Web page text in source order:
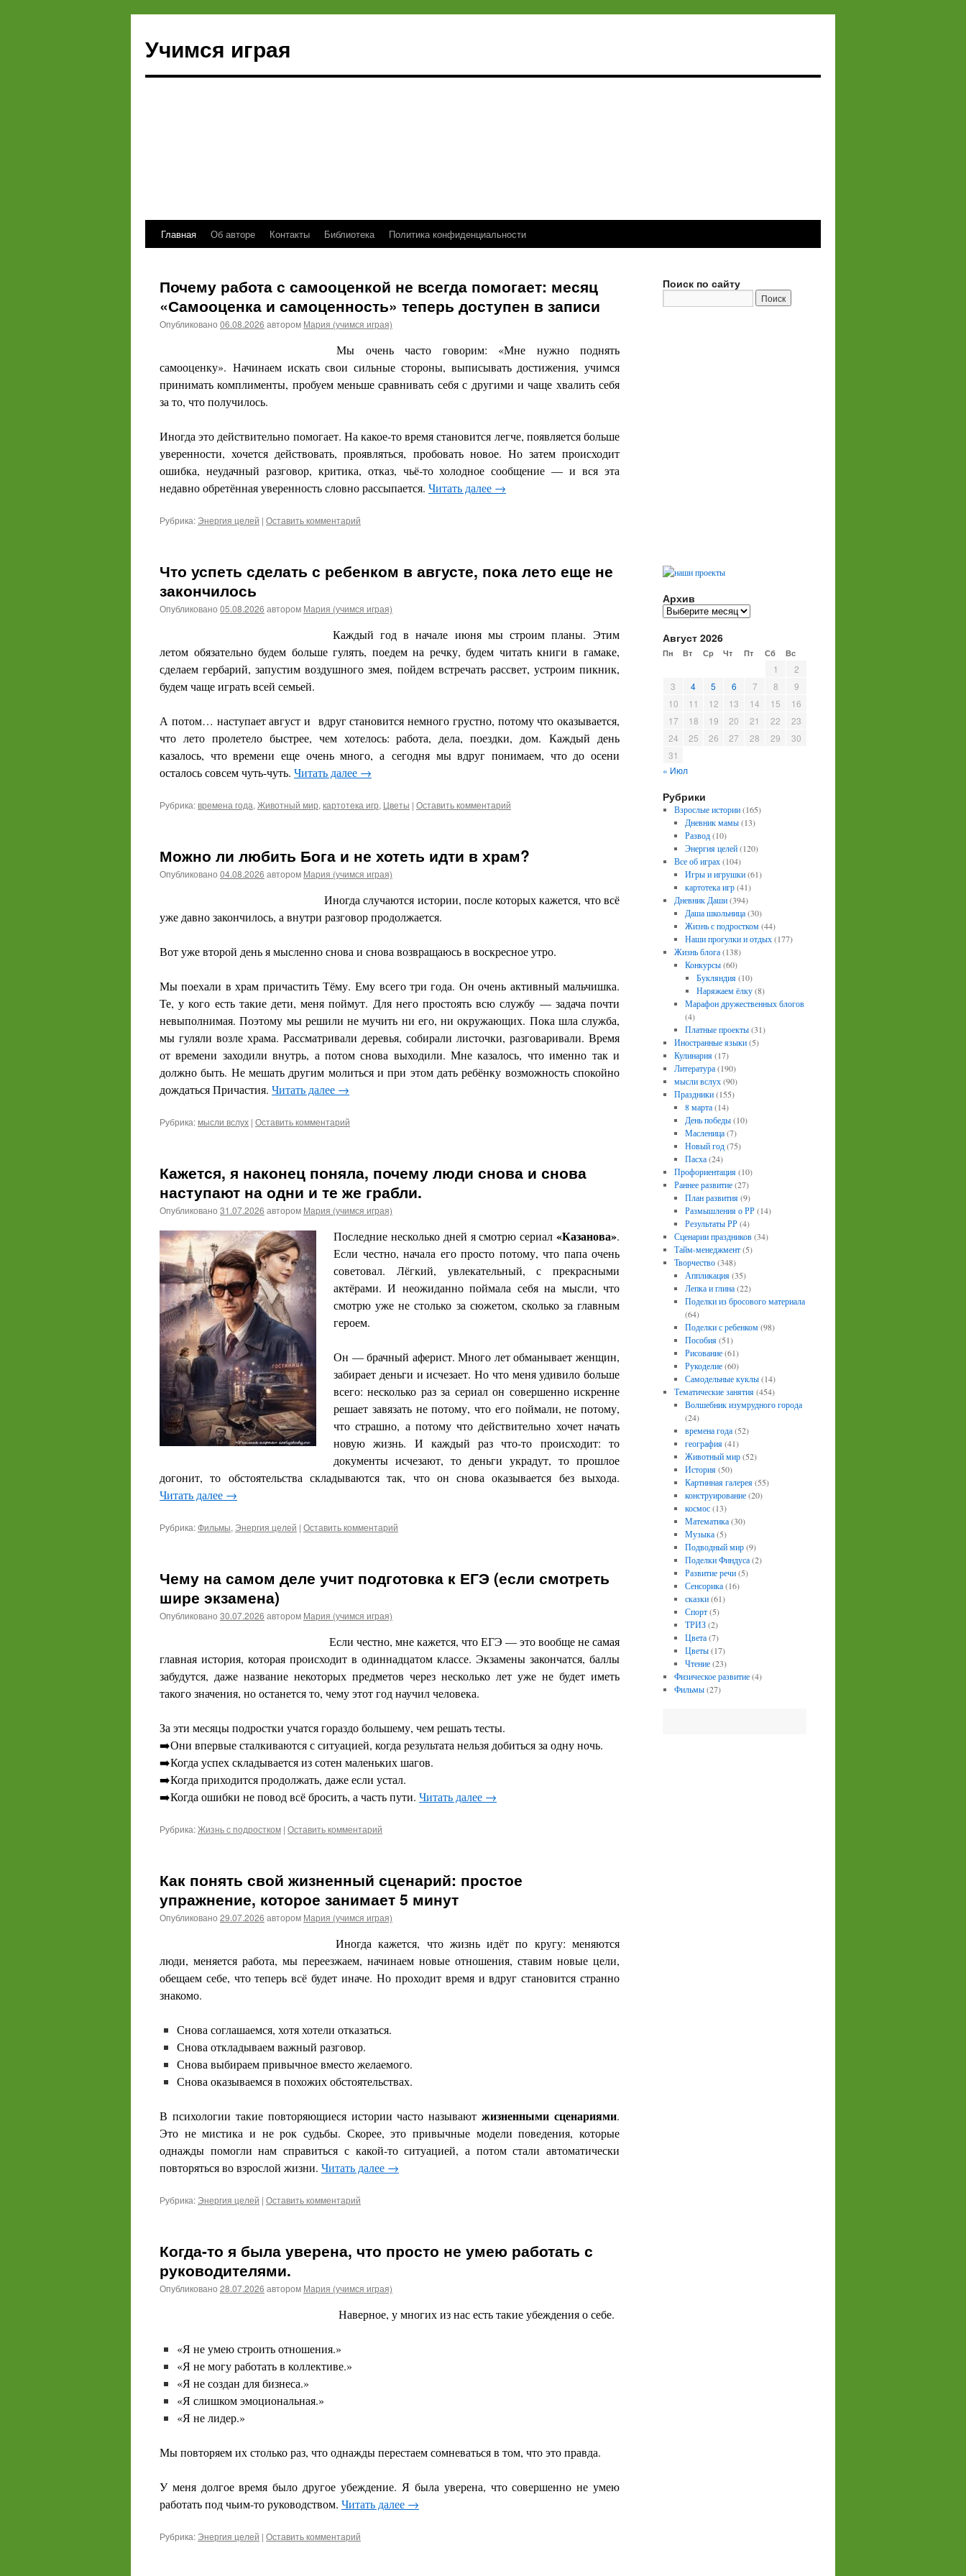
Учимся играя
Перейти
содержимому
Главная Об авторе Контакты Библиотека Политика конфиденциальности
Почему работа с самооценкой не всегда помогает: месяц
«Самооценка и самоценность» теперь доступен в записи
Опубликовано 06.08.2026 автором Мария (учимся играя)
Мы очень часто говорим: «Мне нужно поднять
самооценку». Начинаем искать свои сильные стороны, выписывать достижения, учимся
принимать комплименты, пробуем меньше сравнивать себя с другими и чаще хвалить себя
за то, что получилось.
Иногда это действительно помогает. На какое-то время становится легче, появляется больше
уверенности, хочется действовать, проявляться, пробовать новое. Но затем происходит
ошибка, неудачный разговор, критика, отказ, чьё-то холодное сообщение — и вся эта
недавно обретённая уверенность словно рассыпается. Читать далее →
Рубрика: Энергия целей | Оставить комментарий
Что успеть сделать с ребенком в августе, пока лето еще не
закончилось
Опубликовано 05.08.2026 автором Мария (учимся играя)
Каждый год в начале июня мы строим планы. Этим
летом обязательно будем больше гулять, поедем на речку, будем читать книги в гамаке,
сделаем гербарий, запустим воздушного змея, пойдем встречать рассвет, устроим пикник,
будем чаще играть всей семьей.
А потом… наступает август и вдруг становится немного грустно, потому что оказывается,
что лето пролетело быстрее, чем хотелось: работа, дела, поездки, дом.Каждый день
казалось, что времени еще очень много, а сегодня мы вдруг понимаем, что до осени
осталось совсем чуть-чуть. Читать далее →
Рубрика:времена года, Животный мир, картотека игр, Цветы | Оставить комментарий
Можно ли любить Бога и не хотеть идти в храм?
Опубликовано 04.08.2026 автором Мария (учимся играя)
Иногда случаются истории, после которых кажется, что всё
уже давно закончилось, а внутри разговор продолжается.
Вот уже второй день я мысленно снова и снова возвращаюсь в воскресное утро.
Мы поехали в храм причастить Тёму.Ему всего три года. Он очень активный мальчишка.
Те, у кого есть такие дети, меня поймут. Для него простоять всю службу — задача почти
невыполнимая. Поэтому мы решили не мучить ни его, ни окружающих. Пока шла служба,
мы гуляли возле храма. Рассматривали деревья, собирали листочки, разговаривали. Время
от времени заходили внутрь, а потом снова выходили. Мне казалось, что именно так и
должно быть. Не мешать другим молиться и при этом дать ребёнку возможность спокойно
дождаться Причастия. Читать далее →
Рубрика:мысли вслух | Оставить комментарий
Кажется, я наконец поняла, почему люди снова и снова
наступают на одни и те же грабли.
Опубликовано 31.07.2026 автором Мария (учимся играя)
Последние несколько дней я смотрю сериал «Казанова».
Если честно, начала его просто потому, что папа очень
советовал. Лёгкий, увлекательный, с прекрасными
актёрами. И неожиданно поймала себя на мысли, что
смотрю уже не столько за сюжетом, сколько за главным
героем.
Он — брачный аферист. Много лет обманывает женщин,
забирает деньги и исчезает. Но что меня удивило больше
всего: несколько раз за сериал он совершенно искренне
решает завязать не потому, что его поймали, не потому,
что страшно, а потому что действительно хочет начать
новую жизнь. И каждый раз что-то происходит: то
документы исчезают, то деньги украдут, то прошлое
догонит, то обстоятельства складываются так, что он снова оказывается без выхода.
Читать далее →
Рубрика:Фильмы, Энергия целей | Оставить комментарий
Чему на самом деле учит подготовка к ЕГЭ (если смотреть
шире экзамена)
Опубликовано 30.07.2026 автором Мария (учимся играя)
Если честно, мне кажется, что ЕГЭ — это вообще не самая
главная история, которая происходит в одиннадцатом классе. Экзамены закончатся, баллы
забудутся, даже название некоторых предметов через несколько лет уже не будет иметь
такого значения, но останется то, чему этот год научил человека.
За эти месяцы подростки учатся гораздо большему, чем решать тесты.
➡️Они впервые сталкиваются с ситуацией, когда результата нельзя добиться за одну ночь.
➡️Когда успех складывается из сотен маленьких шагов.
➡️Когда приходится продолжать, даже если устал.
➡️Когда ошибки не повод всё бросить, а часть пути. Читать далее →
Рубрика:Жизнь с подростком | Оставить комментарий
Как понять свой жизненный сценарий: простое
упражнение, которое занимает 5 минут
Опубликовано 29.07.2026 автором Мария (учимся играя)
Иногда кажется, что жизнь идёт по кругу: меняются
люди, меняется работа, мы переезжаем, начинаем новые отношения, ставим новые цели,
обещаем себе, что теперь всё будет иначе. Но проходит время и вдруг становится странно
знакомо.
Снова соглашаемся, хотя хотели отказаться.
Снова откладываем важный разговор.
Снова выбираем привычное вместо желаемого.
Снова оказываемся в похожих обстоятельствах.
В психологии такие повторяющиеся истории часто называютжизненными сценариями.
Это не мистика и не рок судьбы. Скорее, это привычные модели поведения, которые
однажды помогли нам справиться с какой-то ситуацией, а потом стали автоматически
повторяться во взрослой жизни. Читать далее →
Рубрика: Энергия целей | Оставить комментарий
Когда-то я была уверена, что просто не умею работать с
руководителями.
Опубликовано 28.07.2026 автором Мария (учимся играя)
Наверное, у многих из нас есть такие убеждения о себе.
«Я не умею строить отношения.»
«Я не могу работать в коллективе.»
«Я не создан для бизнеса.»
«Я слишком эмоциональная.»
«Я не лидер.»
Мы повторяем их столько раз, что однажды перестаем сомневаться в том, что это правда.
У меня долгое время было другое убеждение. Я была уверена, что совершенно не умею
работать под чьим-то руководством. Читать далее →
Рубрика: Энергия целей | Оставить комментарий
Поиск по сайту
Архив
Архив
Август 2026
Пн Вт Ср Чт Пт Сб Вс
1
2
3
4 5 6 7 8
9
10
11 12 13 14 15
16
17
18 19 20 21 22
23
24
25 26 27 28 29
30
31
« Июл
Рубрики
Взрослые истории(165)
Дневник мамы(13)
Развод(10)
Энергия целей(120)
Все об играх(104)
Игры и игрушки(61)
картотека игр(41)
Дневник Даши(394)
Даша школьница(30)
Жизнь с подростком(44)
Наши прогулки и отдых(177)
Жизнь блога(138)
Конкурсы(60)
Букляндия(10)
Наряжаем ёлку(8)
Марафон дружественных блогов
(4)
Платные проекты(31)
Иностранные языки(5)
Кулинария(17)
Литература(190)
мысли вслух(90)
Праздники(155)
8 марта(14)
День победы(10)
Масленица(7)
Новый год(75)
Пасха(24)
Профориентация(10)
Раннее развитие(27)
План развития(9)
Размышления о РР(14)
Результаты РР(4)
Сценарии праздников(34)
Тайм-менеджмент(5)
Творчество(348)
Аппликация(35)
Лепка и глина(22)
Поделки из бросового материала
(64)
Поделки с ребенком(98)
Пособия(51)
Рисование(61)
Рукоделие(60)
Самодельные куклы(14)
Тематические занятия(454)
Волшебник изумрудного города
(24)
времена года(52)
география(41)
Животный мир(52)
История(50)
Картинная галерея(55)
конструирование(20)
космос(13)
Математика(30)
Музыка(5)
Подводный мир(9)
Поделки Финдуса(2)
Развитие речи(5)
Сенсорика(16)
сказки(61)
Спорт(5)
ТРИЗ(2)
Цвета(7)
Цветы(17)
Чтение(23)
Физическое развитие(4)
Фильмы(27)